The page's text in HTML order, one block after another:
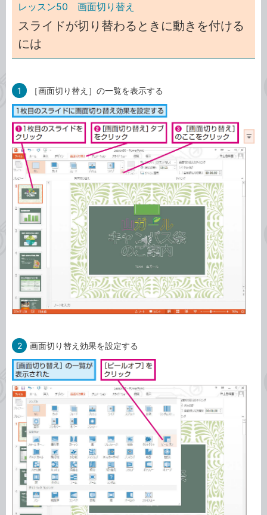
レッスン50 画面切り替え
スライドが切り替わるときに動きを付ける
には
1 ［画面切り替え］の一覧を表示する
2 画面切り替え効果を設定する